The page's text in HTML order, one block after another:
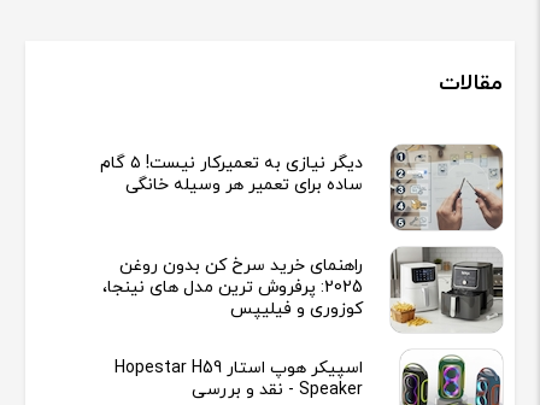
پنج شنبه , 1404/03/15
پاسخ :
با عرض سلام
کالا بدون مشکل و سالم از موقع تحویل هم یک هفته مهلت تست داره
علیرضا
شنبه , 1404/03/17
مقالات
دیگر نیازی به تعمیرکار نیست! ۵ گام
ساده برای تعمیر هر وسیله خانگی
راهنمای خرید سرخ کن بدون روغن
2025: پرفروش ترین مدل های نینجا،
کوزوری و فیلیپس
اسپیکر هوپ استار Hopestar H59
Speaker - نقد و بررسی